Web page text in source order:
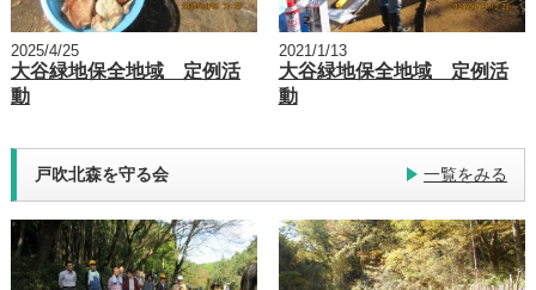
2025/4/25
大谷緑地保全地域 定例活
動
2021/1/13
大谷緑地保全地域 定例活
動
戸吹北森を守る会 一覧をみる